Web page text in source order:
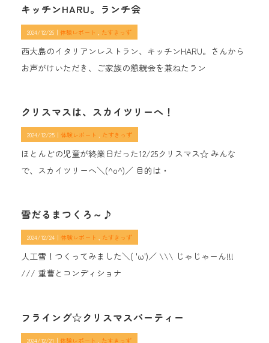
キッチンHARU。ランチ会
2024/12/26｜ 体験レポート たすきっず
西大島のイタリアンレストラン、キッチンHARU。さんから
お声がけいただき、ご家族の懇親会を兼ねたラン
クリスマスは、スカイツリーへ！
2024/12/25｜ 体験レポート たすきっず
ほとんどの児童が終業日だった12/25クリスマス☆ みんな
で、スカイツリーへ＼(^o^)／ 目的は・
雪だるまつくろ～♪
2024/12/24｜ 体験レポート たすきっず
人工雪！つくってみました＼( 'ω')／ \\\ じゃじゃーん!!!
/// 重曹とコンディショナ
フライング☆クリスマスパーティー
2024/12/21｜ 体験レポート たすきっず